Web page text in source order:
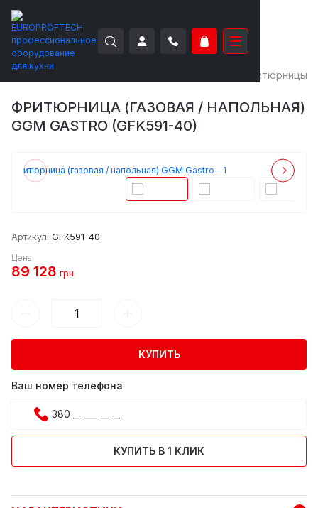
EUROPROFTECH Фритюрницы
ФРИТЮРНИЦА (ГАЗОВАЯ / НАПОЛЬНАЯ)
GGM GASTRO (GFK591-40)
Артикул: GFK591-40
Цена
89 128 грн
КУПИТЬ
Ваш номер телефона
КУПИТЬ В 1 КЛИК